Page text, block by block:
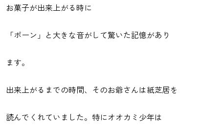
お菓子が出来上がる時に
「ポーン」と大きな音がして驚いた記憶があり
ます。
出来上がるまでの時間、そのお爺さんは紙芝居を
読んでくれていました。特にオオカミ少年は